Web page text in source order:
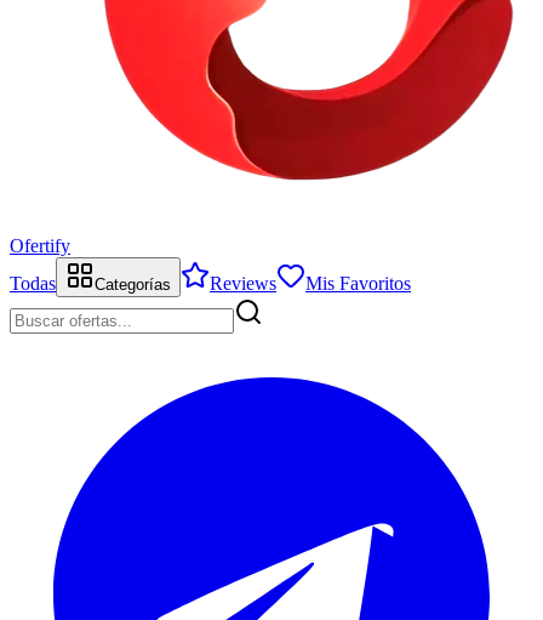
Ofertify
Todas
Categorías Reviews Mis Favoritos